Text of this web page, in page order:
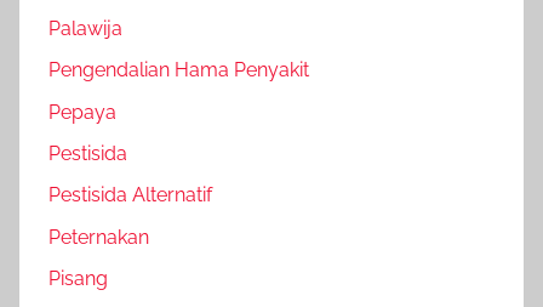
Palawija
Pengendalian Hama Penyakit
Pepaya
Pestisida
Pestisida Alternatif
Peternakan
Pisang